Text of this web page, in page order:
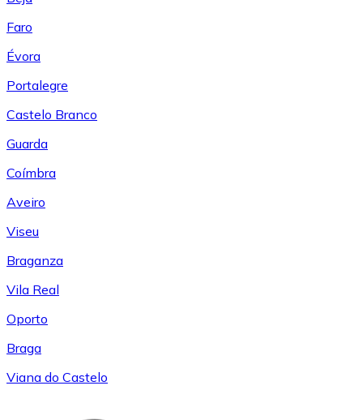
Faro
Évora
Portalegre
Castelo Branco
Guarda
Coímbra
Aveiro
Viseu
Braganza
Vila Real
Oporto
Braga
Viana do Castelo